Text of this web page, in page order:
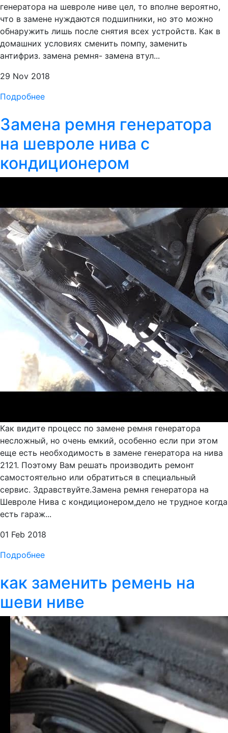
генератора на шевроле ниве цел, то вполне вероятно,
что в замене нуждаются подшипники, но это можно
обнаружить лишь после снятия всех устройств. Как в
домашних условиях сменить помпу, заменить
антифриз. замена ремня- замена втул...
29 Nov 2018
Подробнее
Замена ремня генератора
на шевроле нива с
кондиционером
Как видите процесс по замене ремня генератора
несложный, но очень емкий, особенно если при этом
еще есть необходимость в замене генератора на нива
2121. Поэтому Вам решать производить ремонт
самостоятельно или обратиться в специальный
сервис. Здравствуйте.Замена ремня генератора на
Шевроле Нива с кондиционером,дело не трудное когда
есть гараж...
01 Feb 2018
Подробнее
как заменить ремень на
шеви ниве